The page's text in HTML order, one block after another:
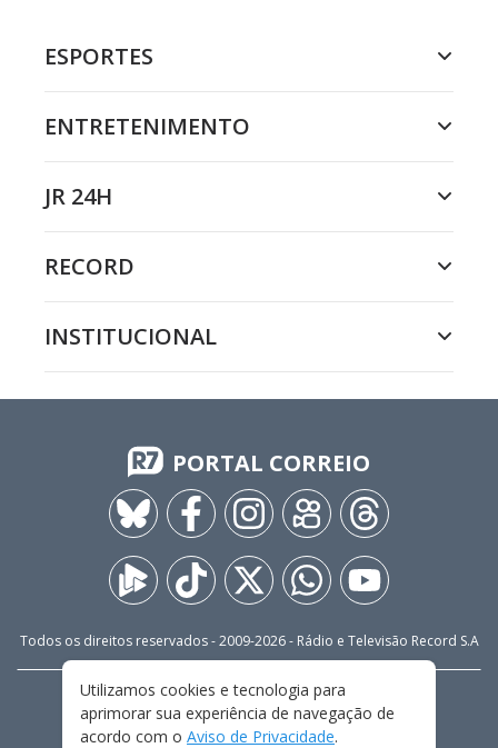
ESPORTES
ENTRETENIMENTO
JR 24H
RECORD
INSTITUCIONAL
PORTAL CORREIO
Todos os direitos reservados - 2009-2026- Rádio e Televisão Record S.A
FALE CONOSCO
PRIVACIDADE
TERMOS E CONDIÇÕES DE USO
Utilizamos cookies e tecnologia para
aprimorar sua experiência de navegação de
acordo com o Aviso de Privacidade.